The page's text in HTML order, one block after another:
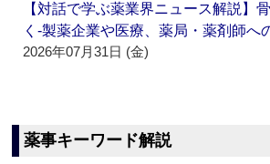
【対話で学ぶ薬業界ニュース解説】
く‐製薬企業や医療、薬局・薬剤師へ
2026年07月31日 (金)
薬事キーワード解説